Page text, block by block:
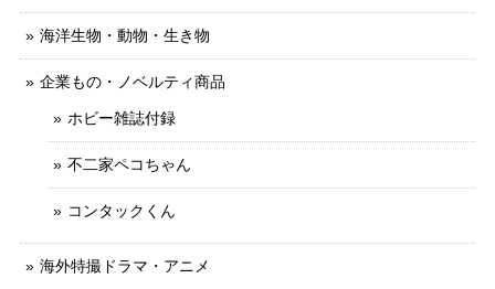
海洋生物・動物・生き物
企業もの・ノベルティ商品
ホビー雑誌付録
不二家ペコちゃん
コンタックくん
海外特撮ドラマ・アニメ